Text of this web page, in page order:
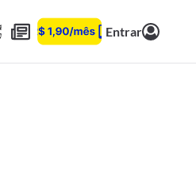
Entrar